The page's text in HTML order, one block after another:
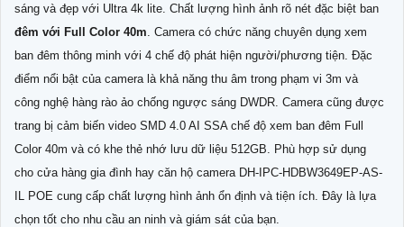
sáng và đẹp với Ultra 4k lite. Chất lượng hình ảnh rõ nét đặc biệt ban
đêm với Full Color 40m . Camera có chức năng chuyên dụng xem
ban đêm thông minh với 4 chế độ phát hiện người/phương tiện. Đặc
điểm nổi bật của camera là khả năng thu âm trong phạm vi 3m và
công nghệ hàng rào ảo chống ngược sáng DWDR. Camera cũng được
trang bị cảm biến video SMD 4.0 AI SSA chế độ xem ban đêm Full
Color 40m và có khe thẻ nhớ lưu dữ liệu 512GB. Phù hợp sử dụng
cho cửa hàng gia đình hay căn hộ camera DH-IPC-HDBW3649EP-AS-
IL POE cung cấp chất lượng hình ảnh ổn định và tiện ích. Đây là lựa
chọn tốt cho nhu cầu an ninh và giám sát của bạn.